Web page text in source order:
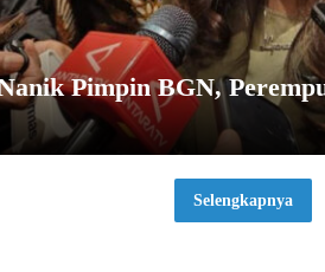
Pimpin BGN,
Selengkapnya